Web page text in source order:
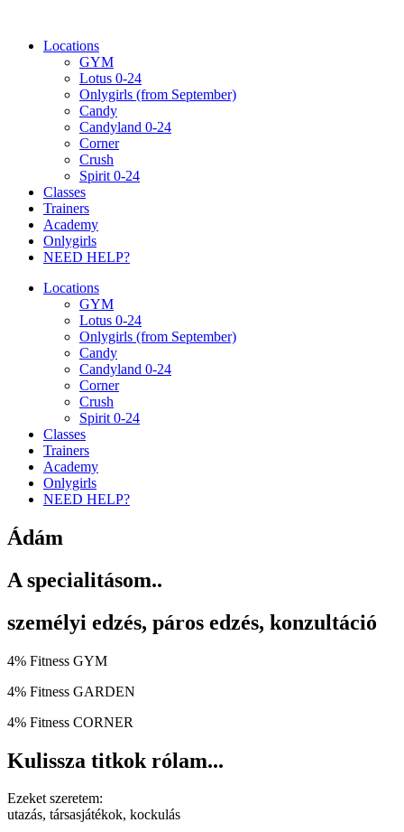
tartalomhozLocations
GYM
Lotus 0-24
Onlygirls (from September)
Candy
Candyland 0-24
Corner
Crush
Spirit 0-24
Classes
Trainers
Academy
Onlygirls
NEED HELP?
Locations
GYM
Lotus 0-24
Onlygirls (from September)
Candy
Candyland 0-24
Corner
Crush
Spirit 0-24
Classes
Trainers
Academy
Onlygirls
NEED HELP?
Ádám
A specialitásom..
személyi edzés, páros edzés, konzultáció
4% Fitness GYM
4% Fitness GARDEN
4% Fitness CORNER
Kulissza titkok rólam...
Ezeket szeretem:
utazás, társasjátékok, kockulás